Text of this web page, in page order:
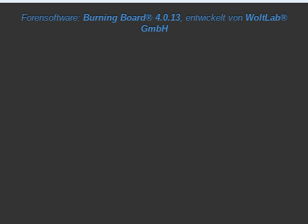
Forensoftware: Burning Board® 4.0.13, entwickelt von WoltLab®
GmbH